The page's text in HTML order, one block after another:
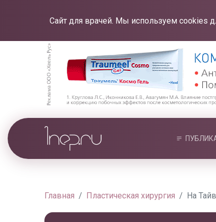
Сайт для врачей. Мы используем cookies
Главная Пластическая хирургия На